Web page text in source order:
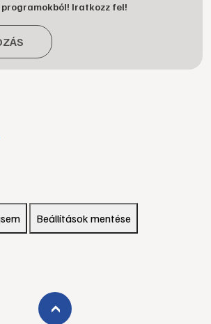
programokból! Iratkozz fel!
Beállítások mentése
›